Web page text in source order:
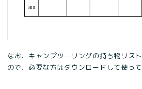
なお、キャンプツーリングの持ち物リス
ので、必要な方はダウンロードして使って